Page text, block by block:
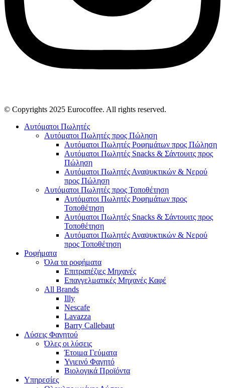
© Copyrights 2025 Eurocoffee. All rights reserved.
Αυτόματοι Πωλητές
Αυτόματοι Πωλητές προς Πώληση
Αυτόματοι Πωλητές Ροφημάτων προς Πώληση
Αυτόματοι Πωλητές Snacks & Σάντουιτς προς
Πώληση
Αυτόματοι Πωλητές Αναψυκτικών & Νερού
προς Πώληση
Αυτόματοι Πωλητές προς Τοποθέτηση
Αυτόματοι Πωλητές Ροφημάτων προς
Τοποθέτηση
Αυτόματοι Πωλητές Snacks & Σάντουιτς προς
Τοποθέτηση
Αυτόματοι Πωλητές Αναψυκτικών & Νερού
προς Τοποθέτηση
Ροφήματα
Όλα τα ροφήματα
Επιτραπέζιες Μηχανές
Επαγγελματικές Μηχανές Καφέ
All Brands
Illy
Nescafe
Lavazza
Barry Callebaut
Λύσεις Φαγητού
Όλες οι λύσεις
Έτοιμα Γεύματα
Υγιεινό Φαγητό
Βιολογικά Προϊόντα
Υπηρεσίες